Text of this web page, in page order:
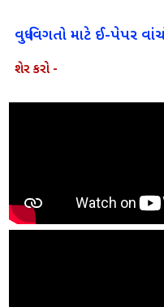
વધુ વિગતો માટે ઈ-પેપર
શેર કરો -